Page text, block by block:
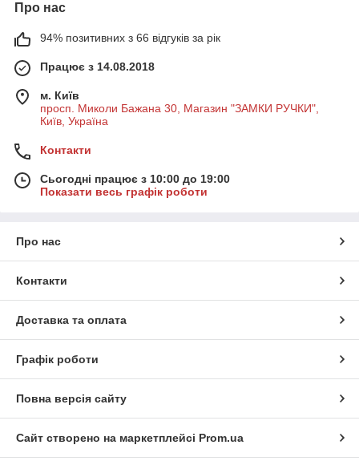
Про нас
94% позитивних з 66 відгуків за рік
Працює з 14.08.2018
м. Київ
просп. Миколи Бажана 30, Магазин "ЗАМКИ РУЧКИ",
Київ, Україна
Контакти
Сьогодні працює з 10:00 до 19:00
Показати весь графік роботи
Про нас
Контакти
Доставка та оплата
Графік роботи
Повна версія сайту
Сайт створено на маркетплейсі Prom.ua